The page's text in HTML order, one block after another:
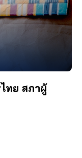
ทย สภาผู้